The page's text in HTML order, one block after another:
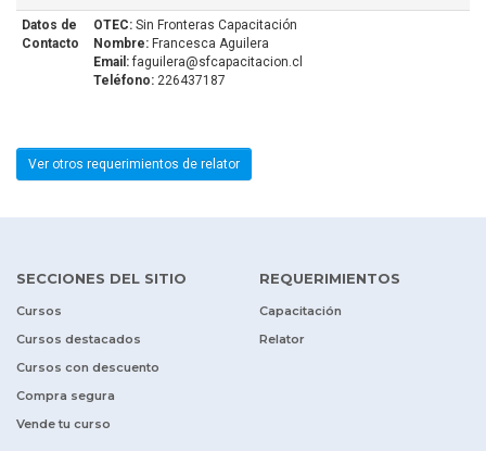
Datos de
Contacto
OTEC: Sin Fronteras Capacitación
Nombre: Francesca Aguilera
Email:faguilera@sfcapacitacion.cl
Teléfono: 226437187
Ver otros requerimientos de relator
SECCIONES DEL SITIO
Cursos
Cursos destacados
Cursos con descuento
Compra segura
Vende tu curso
REQUERIMIENTOS
Capacitación
Relator